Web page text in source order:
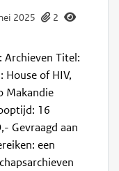
2025
2
Archieven Titel:
House of HIV,
Makandie
16
Gevraagd aan
een